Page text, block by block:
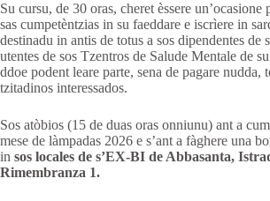
Su cursu, de 30 oras, cheret èssere un’ocasione
sas cumpetèntzias in su faeddare e iscrìere in
destinadu in antis de totus a sos dipendentes de
utentes de sos Tzentros de Salude Mentale de
ddoe podent leare parte, sena de pagare nudda,
tzitadinos interessados.
Sos atòbios (15 de duas oras onniunu) ant a
mese de làmpadas 2026 e s’ant a fàghere una
in sos locales de s’EX-BI de Abbasanta,
Rimembranza 1.